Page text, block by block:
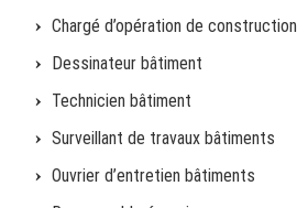
Chargé d’opération de construction
Dessinateur bâtiment
Technicien bâtiment
Surveillant de travaux bâtiments
Ouvrier d’entretien bâtiments